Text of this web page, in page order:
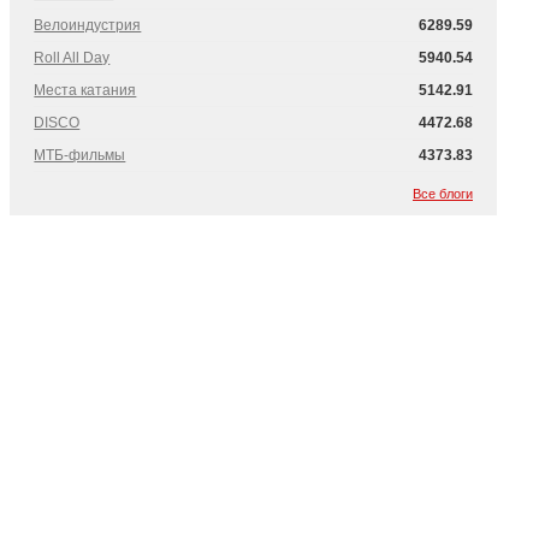
Велоиндустрия
6289.59
Roll All Day
5940.54
Места катания
5142.91
DISCO
4472.68
МТБ-фильмы
4373.83
Все блоги